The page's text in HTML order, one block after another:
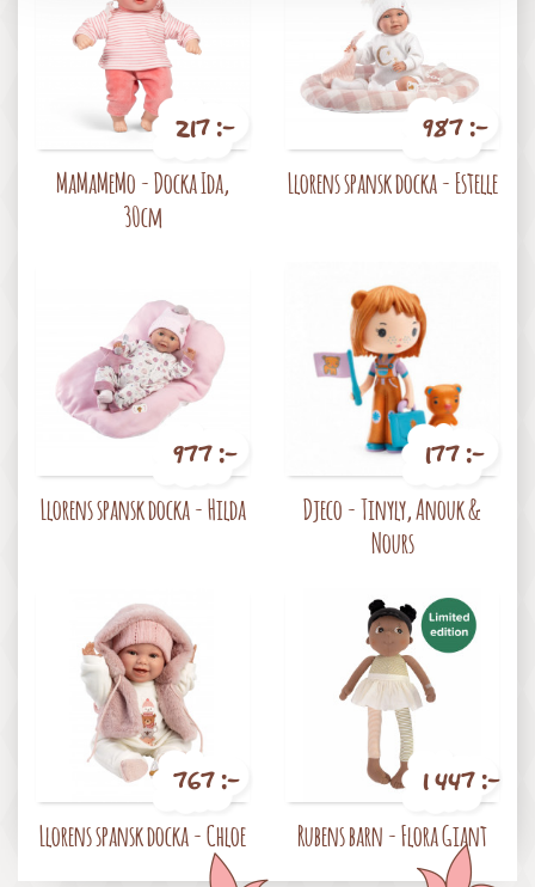
217 :-
MaMaMeMo - Docka Ida,
30cm
987 :-
Llorens spansk docka - Estelle
977 :-
Llorens spansk docka - Hilda
177 :-
Djeco - Tinyly, Anouk &
Nours
767 :-
Llorens spansk docka - Chloe
1 447 :-
Rubens barn - Flora Giant